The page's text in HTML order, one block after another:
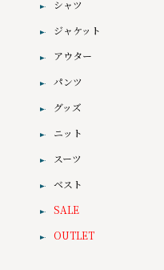
シャツ
ジャケット
アウター
パンツ
グッズ
ニット
スーツ
ベスト
SALE
OUTLET